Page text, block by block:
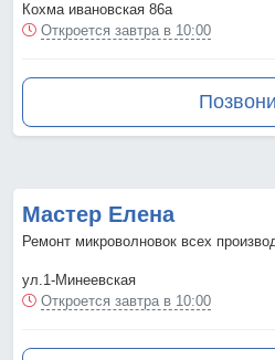
Кохма ивановская 86а
Откроется завтра в 10:00
Мастер Елена
Ремонт микроволновок всех
ул.1-Минеевская
Откроется завтра в 10:00